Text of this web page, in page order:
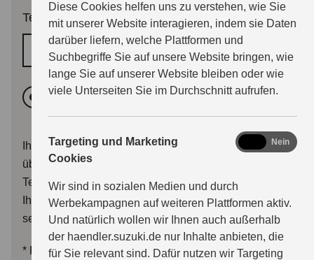
Diese Cookies helfen uns zu verstehen, wie Sie
mit unserer Website interagieren, indem sie Daten
darüber liefern, welche Plattformen und
Suchbegriffe Sie auf unsere Website bringen, wie
lange Sie auf unserer Website bleiben oder wie
viele Unterseiten Sie im Durchschnitt aufrufen.
Targeting und Marketing
Cookies
Wir sind in sozialen Medien und durch
Werbekampagnen auf weiteren Plattformen aktiv.
Und natürlich wollen wir Ihnen auch außerhalb
der haendler.suzuki.de nur Inhalte anbieten, die
für Sie relevant sind. Dafür nutzen wir Targeting
marketing
Nein
Terminwunsch *
Wunschtermin
Vormittags Nachmittags
Ihr Terminwunsch wird dem Händler mit Ihrer Anfrage
übermittelt. Sie erhalten im Anschluss entweder eine
Terminbestätigung, oder der Händler wird sich mit
Ihnen zwecks Terminalternativen in Verbindung
setzen.
* Pflichtfelder